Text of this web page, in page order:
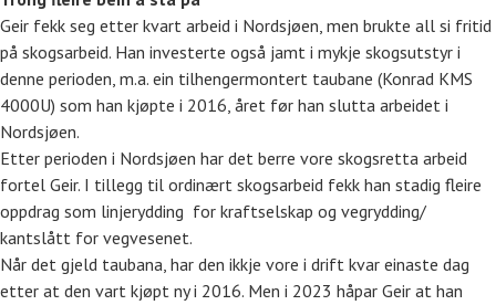
Geir fekk seg etter kvart arbeid i Nordsjøen, men brukte all si fritid
på skogsarbeid. Han investerte også jamt i mykje skogsutstyr i
denne perioden, m.a. ein tilhengermontert taubane (Konrad KMS
4000U) som han kjøpte i 2016, året før han slutta arbeidet i
Nordsjøen.
Etter perioden i Nordsjøen har det berre vore skogsretta arbeid
fortel Geir. I tillegg til ordinært skogsarbeid fekk han stadig fleire
oppdrag som linjerydding for kraftselskap og vegrydding/
kantslått for vegvesenet.
Når det gjeld taubana, har den ikkje vore i drift kvar einaste dag
etter at den vart kjøpt ny i 2016. Men i 2023 håpar Geir at han